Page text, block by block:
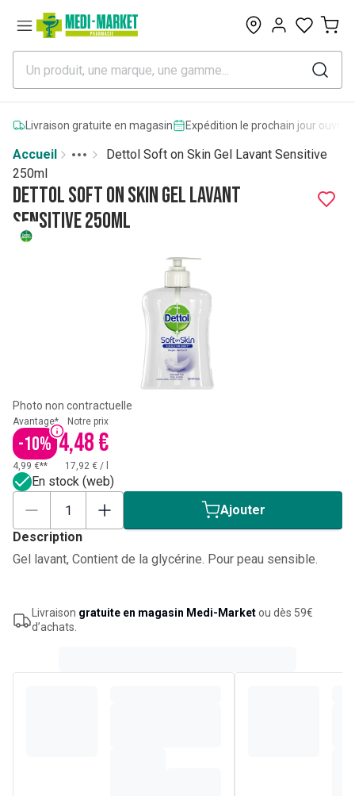
0
Livraison gratuite en magasin Expédition le prochain jour
Accueil
More
Toggle menu
Dettol Soft on Skin Gel Lavant Sensitive
250ml
Dettol Soft on Skin Gel Lavant
Sensitive 250ml
Photo non contractuelle
Avantage*
-10%
Notre prix
4,48 €
4,99 €** 17,92 € /
En stock (web)
Ajouter
Description
Gel lavant, Contient de la glycérine. Pour peau sensible.
Livraison gratuite en magasin Medi-Marketou dès 59€
d’achats.